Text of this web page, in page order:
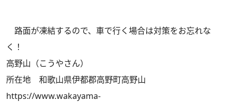
路面が凍結するので、車で行く場合は対策をお忘れな
く！
高野山（こうやさん）
所在地 和歌山県伊都郡高野町高野山
https://www.wakayama-